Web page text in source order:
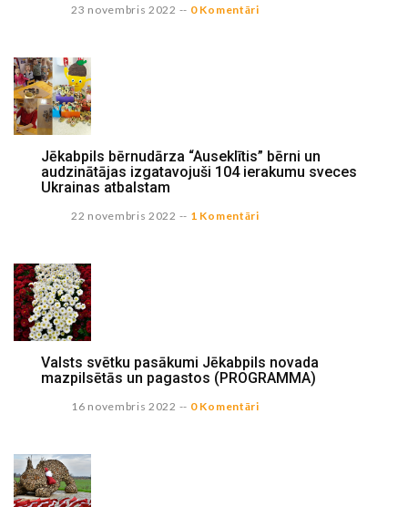
23 novembris 2022 -- 0 Komentāri
Jēkabpils bērnudārza “Auseklītis” bērni un
audzinātājas izgatavojuši 104 ierakumu sveces
Ukrainas atbalstam
22 novembris 2022 -- 1 Komentāri
Valsts svētku pasākumi Jēkabpils novada
mazpilsētās un pagastos (PROGRAMMA)
16 novembris 2022 -- 0 Komentāri